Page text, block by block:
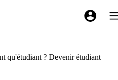
My
qu'étudiant ? Devenir étudiant